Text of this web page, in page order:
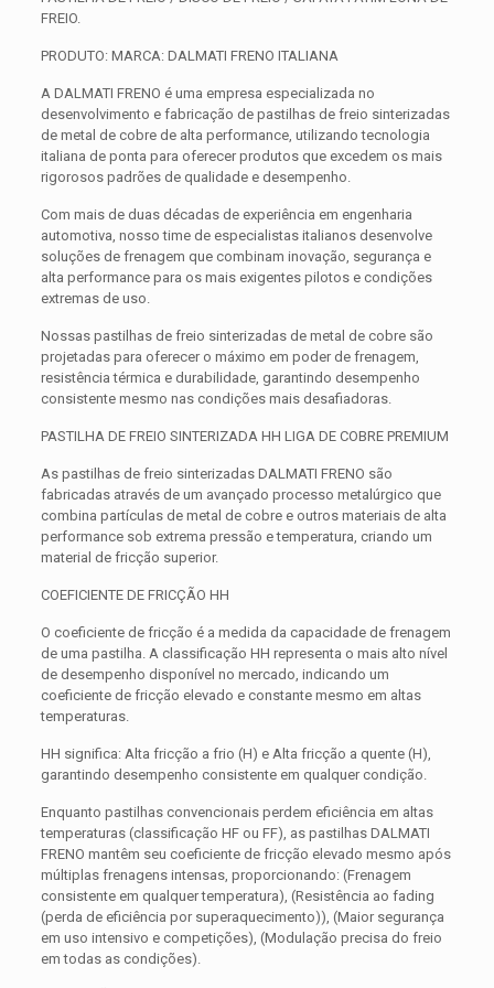
FREIO.
PRODUTO: MARCA: DALMATI FRENO ITALIANA
A DALMATI FRENO é uma empresa especializada no
desenvolvimento e fabricação de pastilhas de freio sinterizadas
de metal de cobre de alta performance, utilizando tecnologia
italiana de ponta para oferecer produtos que excedem os mais
rigorosos padrões de qualidade e desempenho.
Com mais de duas décadas de experiência em engenharia
automotiva, nosso time de especialistas italianos desenvolve
soluções de frenagem que combinam inovação, segurança e
alta performance para os mais exigentes pilotos e condições
extremas de uso.
Nossas pastilhas de freio sinterizadas de metal de cobre são
projetadas para oferecer o máximo em poder de frenagem,
resistência térmica e durabilidade, garantindo desempenho
consistente mesmo nas condições mais desafiadoras.
PASTILHA DE FREIO SINTERIZADA HH LIGA DE COBRE PREMIUM
As pastilhas de freio sinterizadas DALMATI FRENO são
fabricadas através de um avançado processo metalúrgico que
combina partículas de metal de cobre e outros materiais de alta
performance sob extrema pressão e temperatura, criando um
material de fricção superior.
COEFICIENTE DE FRICÇÃO HH
O coeficiente de fricção é a medida da capacidade de frenagem
de uma pastilha. A classificação HH representa o mais alto nível
de desempenho disponível no mercado, indicando um
coeficiente de fricção elevado e constante mesmo em altas
temperaturas.
HH significa: Alta fricção a frio (H) e Alta fricção a quente (H),
garantindo desempenho consistente em qualquer condição.
Enquanto pastilhas convencionais perdem eficiência em altas
temperaturas (classificação HF ou FF), as pastilhas DALMATI
FRENO mantêm seu coeficiente de fricção elevado mesmo após
múltiplas frenagens intensas, proporcionando: (Frenagem
consistente em qualquer temperatura), (Resistência ao fading
(perda de eficiência por superaquecimento)), (Maior segurança
em uso intensivo e competições), (Modulação precisa do freio
em todas as condições).